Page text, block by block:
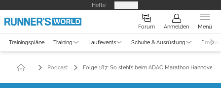
Hefte
Forum Anmelden Menü
Trainingspläne Training Laufevents Schuhe & Ausrüstung
Podcast Folge 187: So steht’s beim ADAC Marathon Hannover